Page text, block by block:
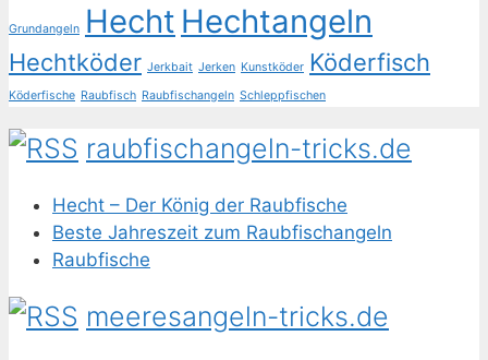
Grundangeln Hecht Hechtangeln
Hechtköder Jerkbait Jerken Kunstköder Köderfisch
Köderfische Raubfisch Raubfischangeln Schleppfischen
raubfischangeln-tricks.de
Hecht – Der König der Raubfische
Beste Jahreszeit zum Raubfischangeln
Raubfische
meeresangeln-tricks.de